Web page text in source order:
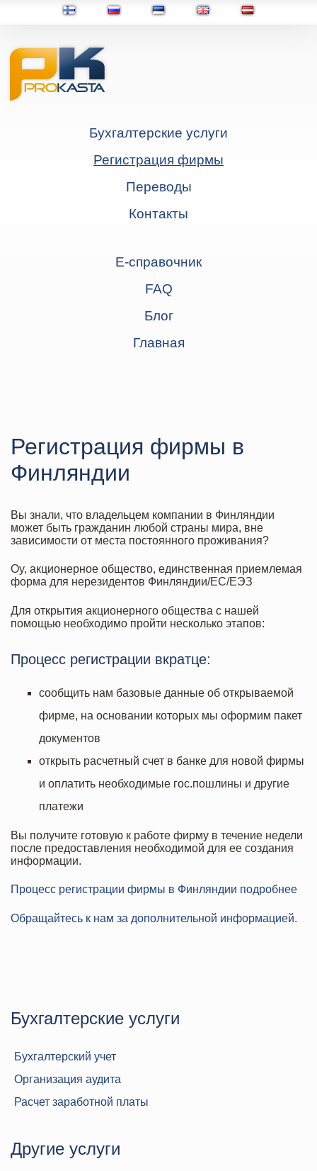
Бухгалтерские услуги
Регистрация фирмы
Переводы
Контакты
Е-справочник
FAQ
Блог
Главная
Регистрация фирмы в
Финляндии
Вы знали, что владельцем компании в Финляндии
может быть гражданин любой страны мира, вне
зависимости от места постоянного проживания?
Oy, акционерное общество, единственная приемлемая
форма для нерезидентов Финляндии/ЕС/ЕЭЗ
Для открытия акционерного общества с нашей
помощью необходимо пройти несколько этапов:
Процесс регистрации вкратце:
сообщить нам базовые данные об открываемой
фирме, на основании которых мы оформим пакет
документов
открыть расчетный счет в банке для новой фирмы
и оплатить необходимые гос.пошлины и другие
платежи
Вы получите готовую к работе фирму в течение недели
после предоставления необходимой для ее создания
информации.
Процесс регистрации фирмы в Финляндии подробнee
Обращайтесь к нам за дополнительной информацией.
Бухгалтерские услуги
Бухгалтерский учет
Организация аудита
Расчет заработной платы
Другие услуги